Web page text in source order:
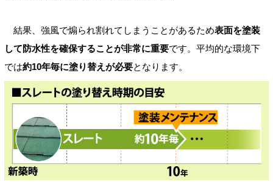
結果、強風で煽られ割れてしまうことがあるため表面を塗装
して防水性を確保することが非常に重要です。平均的な環境下
では約10年毎に塗り替えが必要となります。